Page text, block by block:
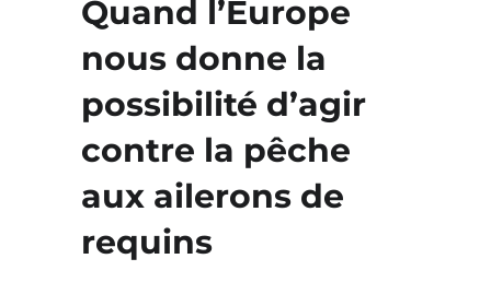
Quand l’Europe
nous donne la
possibilité d’agir
contre la pêche
aux ailerons de
requins